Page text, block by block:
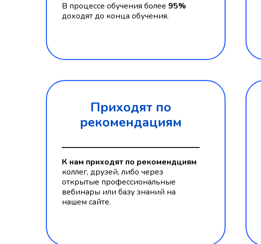
В процессе обучения более 95%
доходят до конца обучения.
Приходят по
рекомендациям
К нам приходят по рекомендциям
коллег, друзей, либо через
открытые профессиональные
вебинары или базу знаний на
нашем сайте.